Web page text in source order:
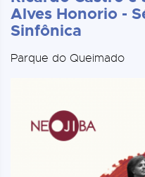
Alves Honorio -
Sinfônica
Parque do Queimado